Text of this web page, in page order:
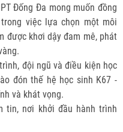
Đống Đa mong muốn đồng
việc lựa chọn một môi
được khơi dậy đam mê, phát
đội ngũ và điều kiện học
đón thế hệ học sinh K67 -
và khát vọng.
tin, nơi khởi đầu hành trình